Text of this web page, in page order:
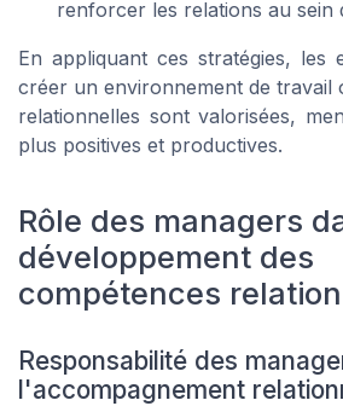
renforcer les relations au sein
En appliquant ces stratégies, les
créer un environnement de travail
relationnelles sont valorisées,
plus positives et productives.
Rôle des managers
développement des
compétences
Responsabilité des
l'accompagnement